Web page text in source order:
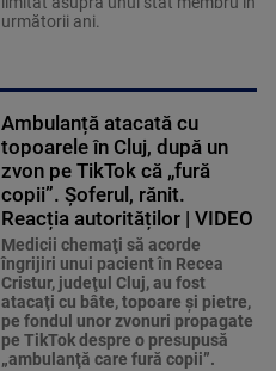
următorii ani.
Ambulanță atacată cu
topoarele în Cluj, după un
zvon pe TikTok că „fură
copii”. Șoferul, rănit.
Reacția autorităților | VIDEO
Medicii chemaţi să acorde
îngrijiri unui pacient în Recea
Cristur, judeţul Cluj, au fost
atacaţi cu bâte, topoare şi pietre,
pe fondul unor zvonuri propagate
pe TikTok despre o presupusă
„ambulanţă care fură copii”.